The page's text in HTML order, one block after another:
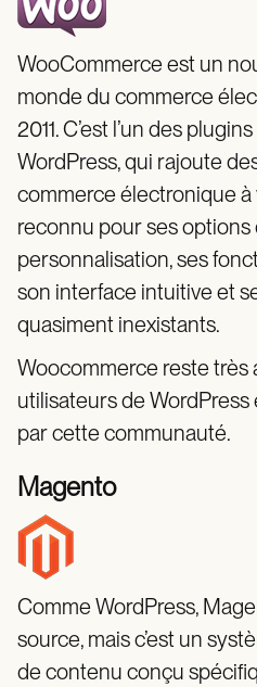
WooCommerce est un
monde du commerce
2011. C’est l’un des
WordPress, qui rajoute
commerce électronique à
reconnu pour ses
personnalisation, ses
son interface intuitive et
quasiment inexistants.
Woocommerce reste très
utilisateurs de
par cette communauté.
Magento
Comme WordPress,
source, mais c’est un
de contenu conçu